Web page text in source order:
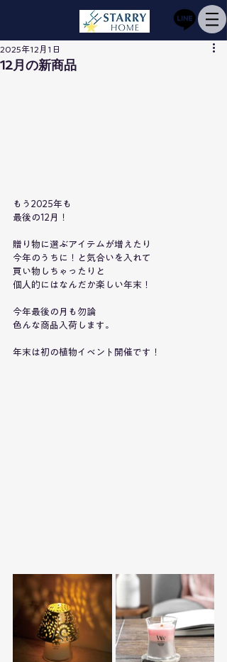
12月の新商品
2025年12月1日
もう2025年も
最後の12月！
贈り物に選ぶアイテムが増えたり
今年のうちに！と気合いを入れて
買い物しちゃったりと
個人的にはなんだか楽しい年末！
今年最後の月も勿論
色んな商品入荷します。
年末は初の植物イベント開催です！